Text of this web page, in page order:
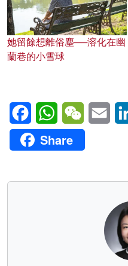
她留餘想離俗塵──溶化在幽
蘭巷的小雪球
FacebookWhatsAppWeChatEmail
Share